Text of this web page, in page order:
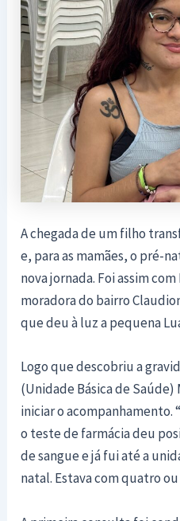
A chegada de um filho
e, para as mamães, o pré-
nova jornada. Foi assim com
moradora do bairro
que deu à luz a pequena
Logo que descobriu a
(Unidade Básica de Saúde)
iniciar o acompanhamento.
o teste de farmácia deu
de sangue e já fui até a
natal. Estava com quatro